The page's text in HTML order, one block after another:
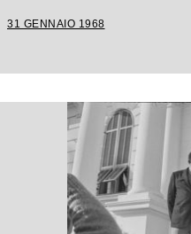
31 GENNAIO 1968